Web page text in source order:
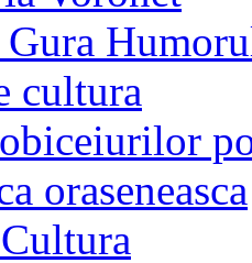
cultura
oraseneasca